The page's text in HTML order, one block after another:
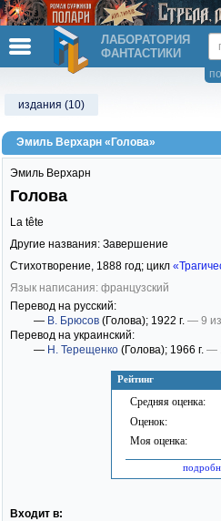
ЛАБОРАТОРИЯ
ФАНТАСТИКИ
издания (10)
Эмиль Верхарн «Голова»
Рейтинг
Средняя оценка:
Оценок:
Моя оценка:
Эмиль Верхарн
Голова
La tête
Другие названия: Завершение
Стихотворение, 1888 год; цикл
Язык написания: французский
Перевод на русский:
— В. Брюсов (Голова); 1922 г. — 9
Перевод на украинский:
— Н. Терещенко (Голова); 1966 г. —
Входит в: